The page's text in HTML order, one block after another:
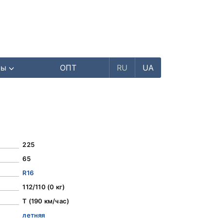
ОПТ RU UA
225
65
R16
112/110 (0 кг)
T (190 км/час)
летняя